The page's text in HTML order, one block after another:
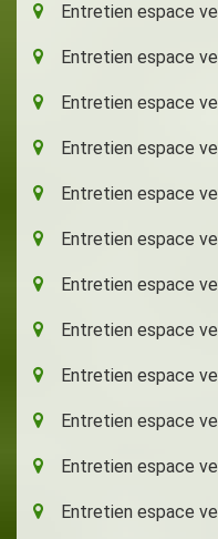
Entretien espace
Entretien espace
Entretien espace
Entretien espace
Entretien espace
Entretien espace
Entretien espace
Entretien espace
Entretien espace
Entretien espace
Entretien espace
Entretien espace